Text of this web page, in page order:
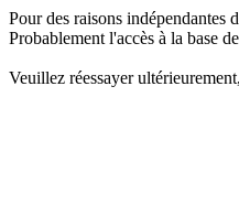
Pour des raisons indépendantes
Probablement l'accès à la base
Veuillez réessayer